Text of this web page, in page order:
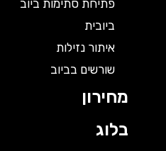
פתיחת סתימות ביוב
ביובית
איתור נזילות
שורשים בביוב
מחירון
בלוג